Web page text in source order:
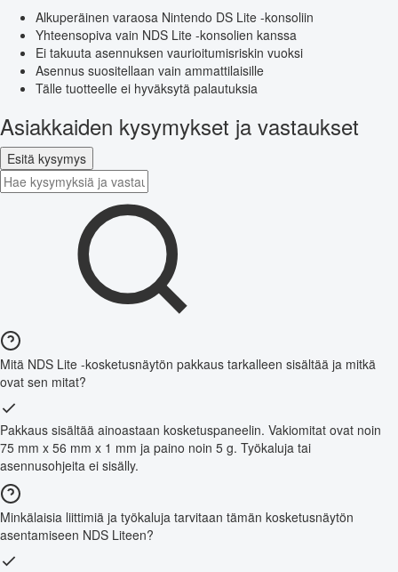
Alkuperäinen varaosa Nintendo DS Lite -konsoliin
Yhteensopiva vain NDS Lite -konsolien kanssa
Ei takuuta asennuksen vaurioitumisriskin vuoksi
Asennus suositellaan vain ammattilaisille
Tälle tuotteelle ei hyväksytä palautuksia
Asiakkaiden kysymykset ja vastaukset
Esitä kysymys
Mitä NDS Lite -kosketusnäytön pakkaus tarkalleen sisältää ja mitkä
ovat sen mitat?
Pakkaus sisältää ainoastaan kosketuspaneelin. Vakiomitat ovat noin
75 mm x 56 mm x 1 mm ja paino noin 5 g. Työkaluja tai
asennusohjeita ei sisälly.
Minkälaisia liittimiä ja työkaluja tarvitaan tämän kosketusnäytön
asentamiseen NDS Liteen?